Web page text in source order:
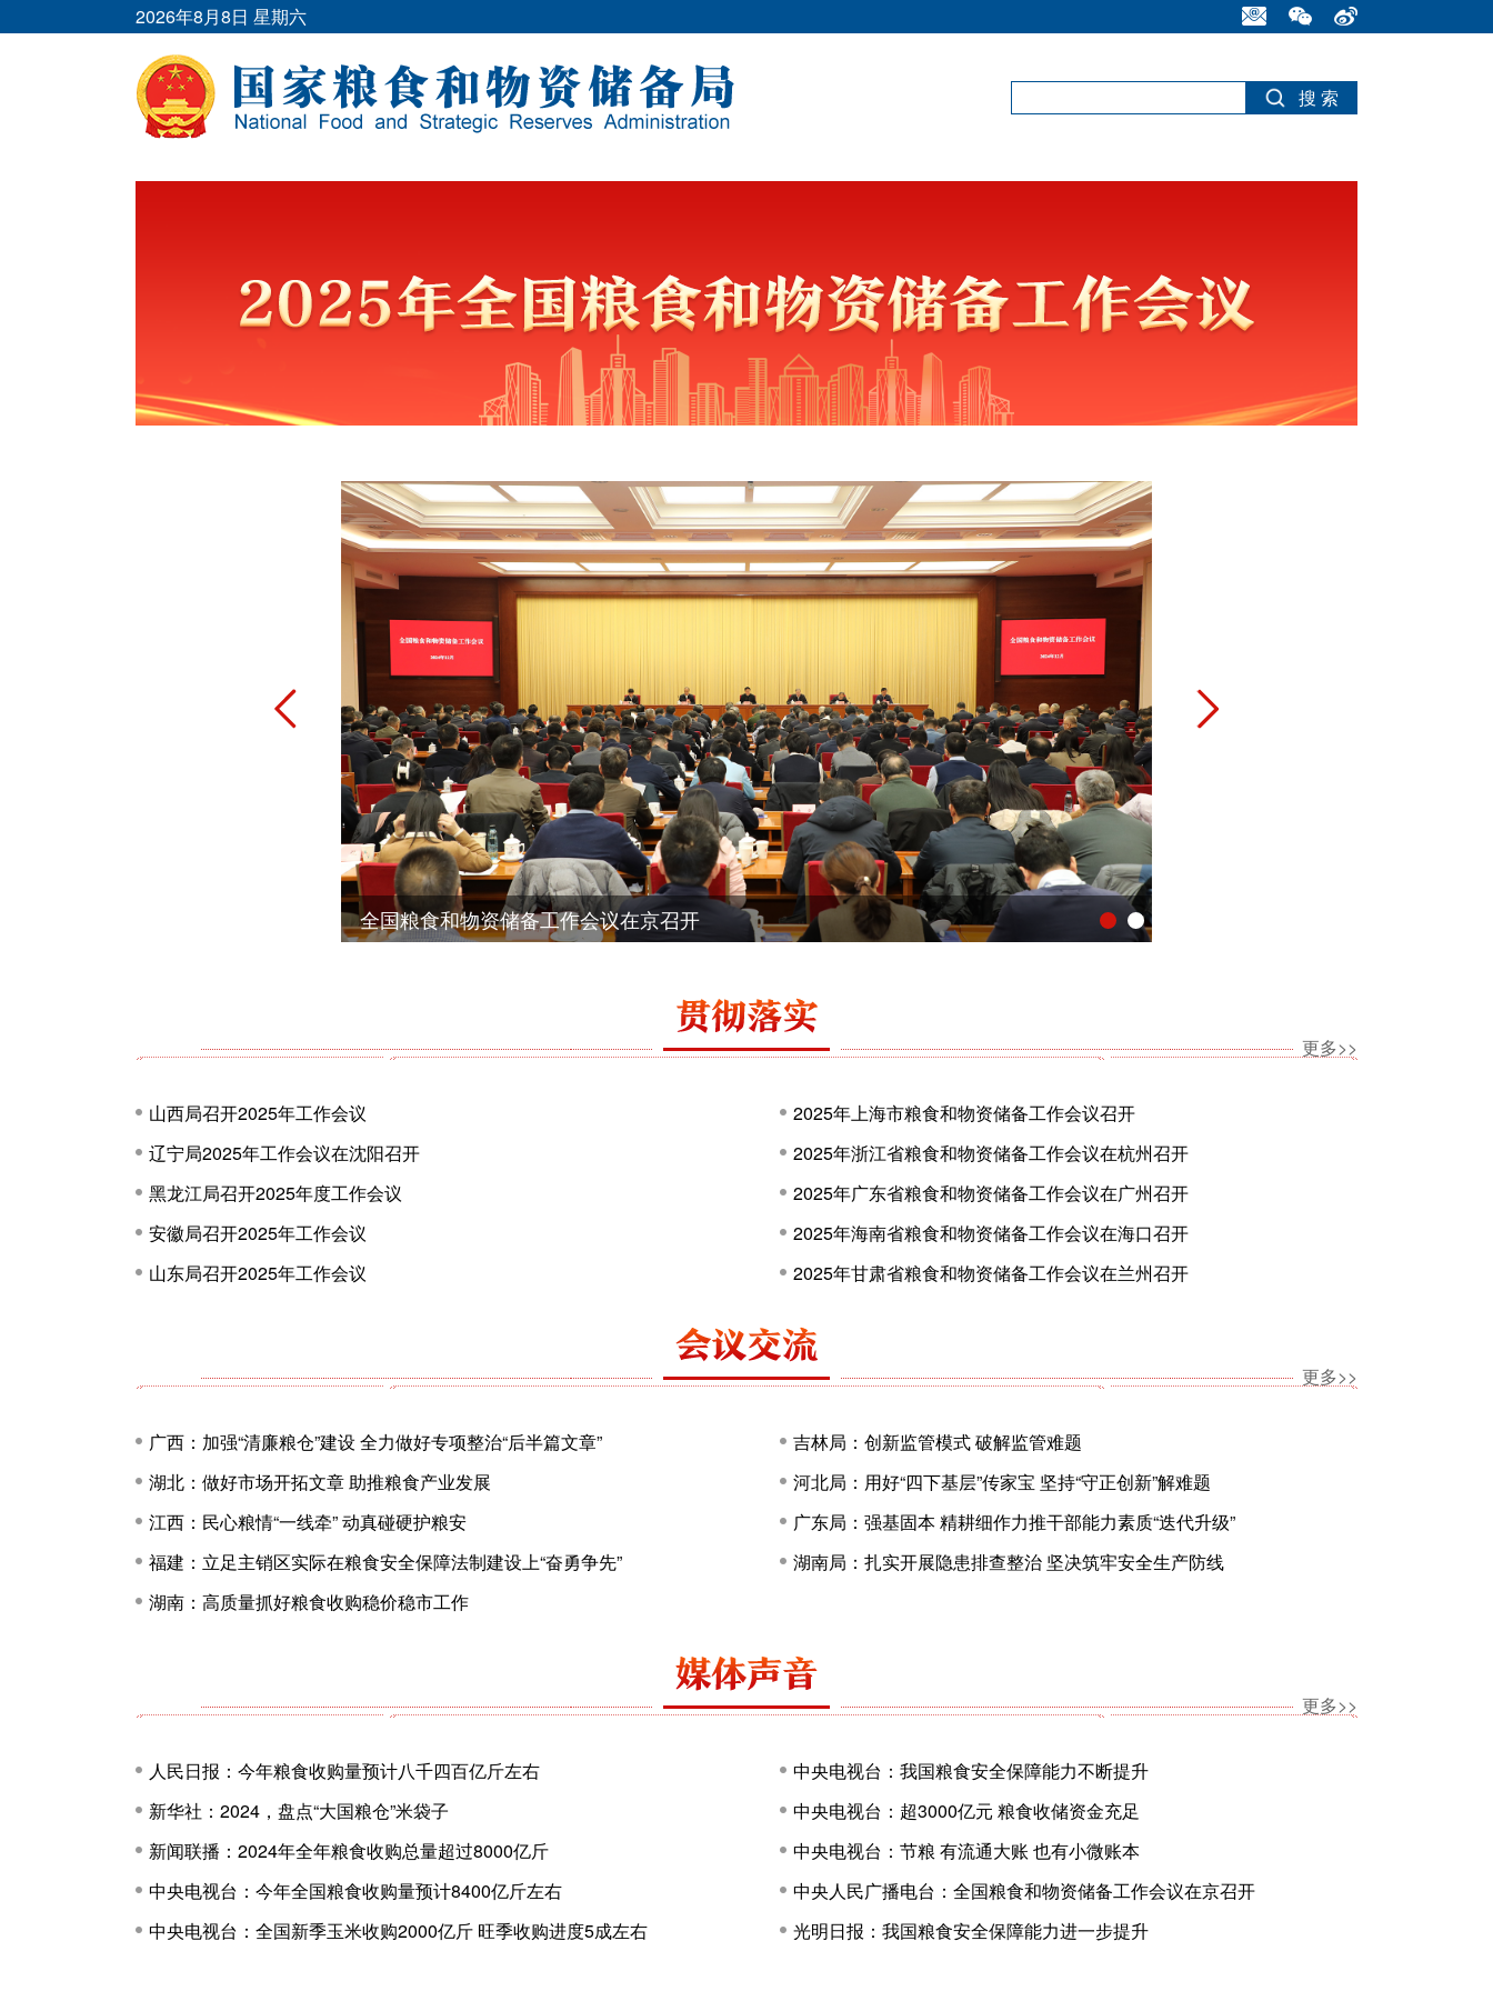
2026年8月8日 星期六
全国粮食和物资储备工作会议在京召开
数读丨夯实根基 2024“大国粮仓”底气更足！
更多>>
山西局召开2025年工作会议
辽宁局2025年工作会议在沈阳召开
黑龙江局召开2025年度工作会议
安徽局召开2025年工作会议
山东局召开2025年工作会议
2025年上海市粮食和物资储备工作会议召开
2025年浙江省粮食和物资储备工作会议在杭州召开
2025年广东省粮食和物资储备工作会议在广州召开
2025年海南省粮食和物资储备工作会议在海口召开
2025年甘肃省粮食和物资储备工作会议在兰州召开
更多>>
广西：加强“清廉粮仓”建设 全力做好专项整治“后半篇文章”
湖北：做好市场开拓文章 助推粮食产业发展
江西：民心粮情“一线牵” 动真碰硬护粮安
福建：立足主销区实际在粮食安全保障法制建设上“奋勇争先”
湖南：高质量抓好粮食收购稳价稳市工作
吉林局：创新监管模式 破解监管难题
河北局：用好“四下基层”传家宝 坚持“守正创新”解难题
广东局：强基固本 精耕细作力推干部能力素质“迭代升级”
湖南局：扎实开展隐患排查整治 坚决筑牢安全生产防线
更多>>
人民日报：今年粮食收购量预计八千四百亿斤左右
新华社：2024，盘点“大国粮仓”米袋子
新闻联播：2024年全年粮食收购总量超过8000亿斤
中央电视台：今年全国粮食收购量预计8400亿斤左右
中央电视台：全国新季玉米收购2000亿斤 旺季收购进度5成左右
中央电视台：我国粮食安全保障能力不断提升
中央电视台：超3000亿元 粮食收储资金充足
中央电视台：节粮 有流通大账 也有小微账本
中央人民广播电台：全国粮食和物资储备工作会议在京召开
光明日报：我国粮食安全保障能力进一步提升